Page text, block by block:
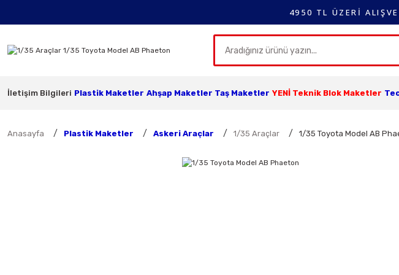
4950 TL ÜZERİ
İletişim Bilgileri Plastik Maketler Ahşap Maketler Taş Maketler YENİ Teknik Blok Maketler
Anasayfa Plastik Maketler Askeri Araçlar 1/35 Araçlar 1/35 Toyota Model AB